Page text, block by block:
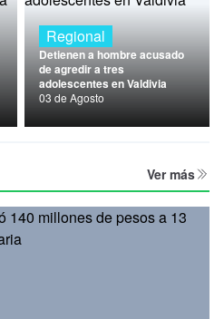
Regional
Detienen a hombre acusado
de agredir a tres
adolescentes en Valdivia
03 de Agosto
Ver más